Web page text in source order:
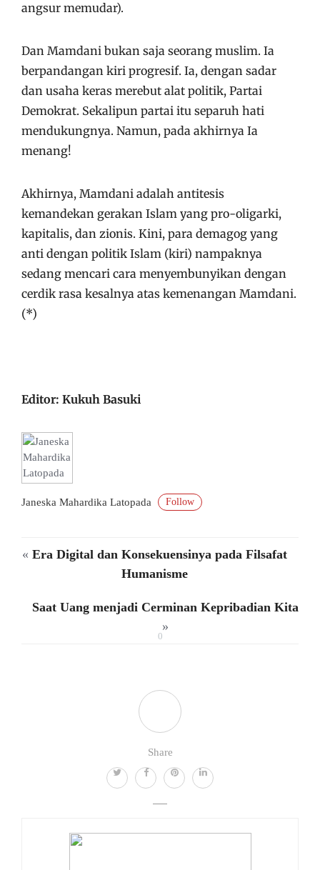
0
Share
angsur memudar).
Dan Mamdani bukan saja seorang muslim. Ia
berpandangan kiri progresif. Ia, dengan sadar
dan usaha keras merebut alat politik, Partai
Demokrat. Sekalipun partai itu separuh hati
mendukungnya. Namun, pada akhirnya Ia
menang!
Akhirnya, Mamdani adalah antitesis
kemandekan gerakan Islam yang pro-oligarki,
kapitalis, dan zionis. Kini, para demagog yang
anti dengan politik Islam (kiri) nampaknya
sedang mencari cara menyembunyikan dengan
cerdik rasa kesalnya atas kemenangan Mamdani.
(*)
Editor: Kukuh Basuki
Janeska Mahardika Latopada Follow
« Era Digital dan Konsekuensinya pada Filsafat
Humanisme
Saat Uang menjadi Cerminan Kepribadian Kita
»